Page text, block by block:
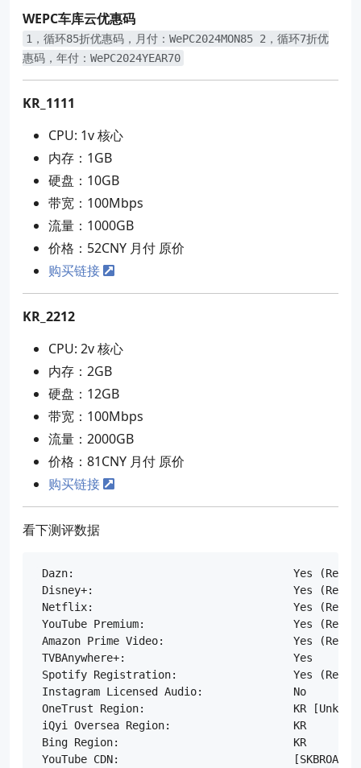
WEPC车库云优惠码
1，循环85折优惠码，月付：WePC2024MON85 2，循环7折优
惠码，年付：WePC2024YEAR70
KR_1111
CPU: 1v 核心
内存：1GB
硬盘：10GB
带宽：100Mbps
流量：1000GB
价格：52CNY 月付 原价
购买链接
KR_2212
CPU: 2v 核心
内存：2GB
硬盘：12GB
带宽：100Mbps
流量：2000GB
价格：81CNY 月付 原价
购买链接
看下测评数据
Dazn:					Yes (Region: KR)
Disney+:				Yes (Region: KR)
Netflix:				Yes (Region: KR)
YouTube Premium:			Yes (Region: KR)
Amazon Prime Video:			Yes (Region: KR)
TVBAnywhere+:				Yes
Spotify Registration:			Yes (Region: KR)
Instagram Licensed Audio:		No
OneTrust Region:			KR [Unknown]
iQyi Oversea Region:			KR
Bing Region:				KR
YouTube CDN:				[SKBROADBAND] in [Seoul, Korea]